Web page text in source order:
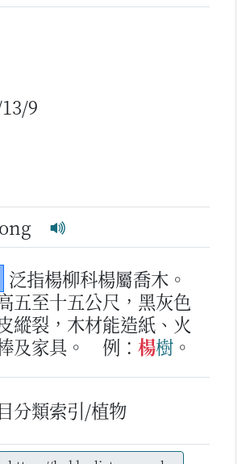
9
泛指楊柳科楊屬喬木。
五至十五公尺，黑灰色
縱裂，木材能造紙、火
及家具。
例： 楊樹 。
分類索引/植物